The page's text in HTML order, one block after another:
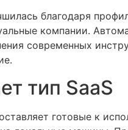
благодаря
компании.
современных
тип SaaS
готовые к